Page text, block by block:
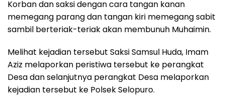
Korban dan saksi dengan cara tangan kanan
memegang parang dan tangan kiri memegang sabit
sambil berteriak-teriak akan membunuh Muhaimin.
Melihat kejadian tersebut Saksi Samsul Huda, Imam
Aziz melaporkan peristiwa tersebut ke perangkat
Desa dan selanjutnya perangkat Desa melaporkan
kejadian tersebut ke Polsek Selopuro.